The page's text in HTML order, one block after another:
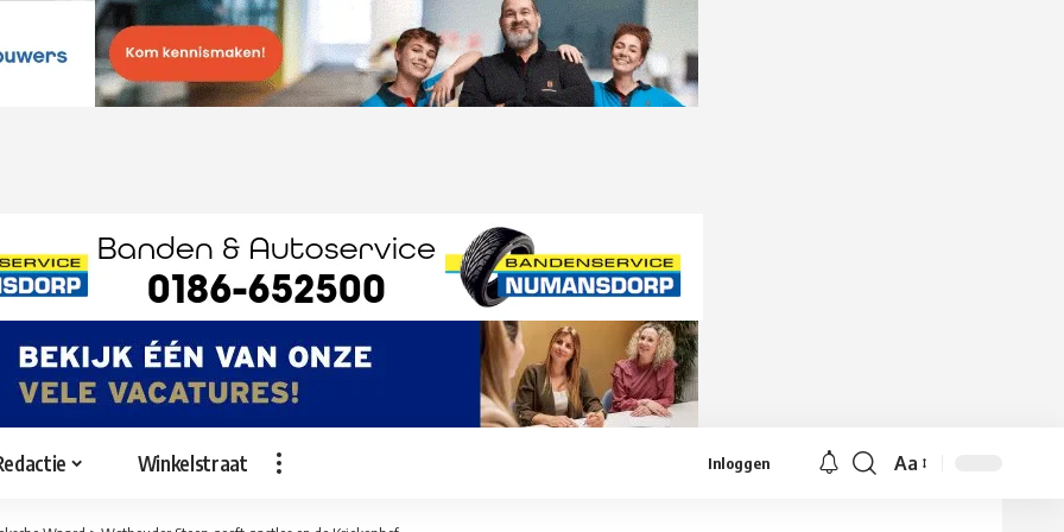
Winkelstraat Inloggen
Lettergrootte
Aa